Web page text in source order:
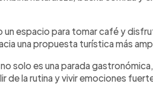
además de un péndulo
ha vuelto sello del lugar: el
casa, ideal para cerrar la visita con
un espacio para tomar café y
una propuesta turística más
solo es una parada
de la rutina y vivir emociones